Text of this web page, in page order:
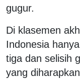
gugur.
Di klasemen
Indonesia
tiga dan selisih
yang